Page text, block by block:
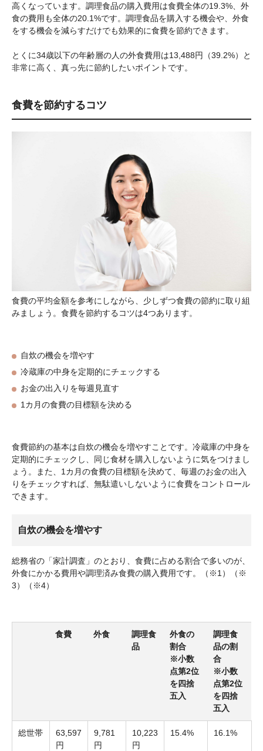
高くなっています。調理食品の購入費用は食費全体の19.3%、外
食の費用も全体の20.1%です。調理食品を購入する機会や、外食
をする機会を減らすだけでも効果的に食費を節約できます。
とくに34歳以下の年齢層の人の外食費用は13,488円（39.2%）と
非常に高く、真っ先に節約したいポイントです。
食費を節約するコツ
食費の平均金額を参考にしながら、少しずつ食費の節約に取り組
みましょう。食費を節約するコツは4つあります。
自炊の機会を増やす
冷蔵庫の中身を定期的にチェックする
お金の出入りを毎週見直す
1カ月の食費の目標額を決める
食費節約の基本は自炊の機会を増やすことです。冷蔵庫の中身を
定期的にチェックし、同じ食材を購入しないように気をつけまし
ょう。また、1カ月の食費の目標額を決めて、毎週のお金の出入
りをチェックすれば、無駄遣いしないように食費をコントロール
できます。
自炊の機会を増やす
総務省の「家計調査」のとおり、食費に占める割合で多いのが、
外食にかかる費用や調理済み食費の購入費用です。（※1）（※
3）（※4）
食費 外食
調理食
品
外食の
割合
※小数
点第2位
を四捨
五入
調理食
品の割
合
※小数
点第2位
を四捨
五入
総世帯
63,597
円
9,781
円
10,223
円
15.4% 16.1%